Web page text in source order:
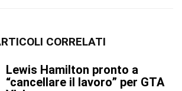
CORRELATI
Lewis Hamilton pronto a
“cancellare il lavoro” per GTA